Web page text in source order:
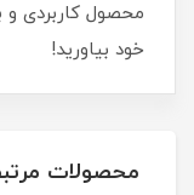
محصول کاربردی و
خود بیاورید!
محصولات